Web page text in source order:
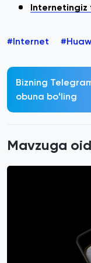
Internetingiz
#Internet
Bizning
obuna boʻling
Mavzuga oid